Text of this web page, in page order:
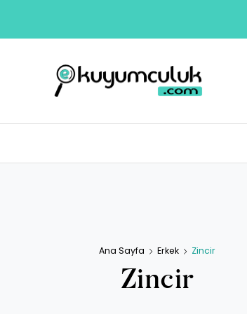
E-KUYUMCULUK
Herkesin Kuyumcusu
Ana Sayfa Erkek Zincir
Zincir